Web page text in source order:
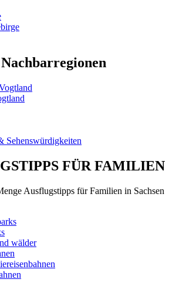
Nachbarregionen
Sehenswürdigkeiten
FÜR FAMILIEN
Ausflugstipps für Familien in Sachsen
wälder